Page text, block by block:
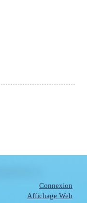
Connexion
Affichage Web